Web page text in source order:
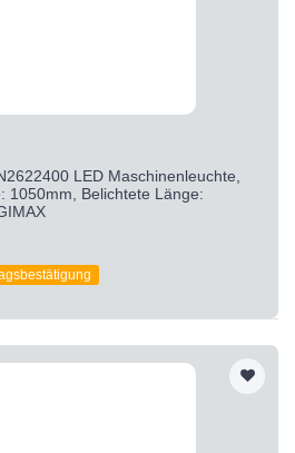
LED Maschinenleuchte,
1050mm, Belichtete Länge: